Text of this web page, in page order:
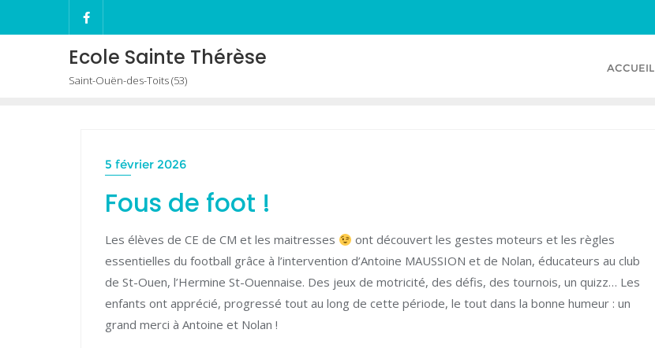
to
Ecole Sainte Thérèse
Saint-Ouën-des-Toits (53)
ACCUEIL
5 février 2026
Fous de foot !
Les élèves de CE de CM et les maitresses
ont découvert les gestes moteurs et les règles
essentielles du football grâce à l’intervention d’Antoine MAUSSION et de Nolan, éducateurs au club
de St-Ouen, l’Hermine St-Ouennaise. Des jeux de motricité, des défis, des tournois, un quizz… Les
enfants ont apprécié, progressé tout au long de cette période, le tout dans la bonne humeur : un
grand merci à Antoine et Nolan !